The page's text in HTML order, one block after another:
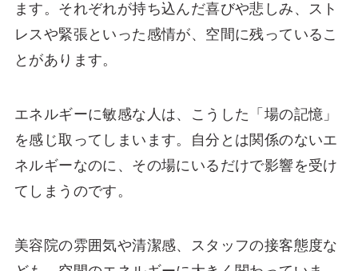
ます。それぞれが持ち込んだ喜びや悲しみ、スト
レスや緊張といった感情が、空間に残っているこ
とがあります。
エネルギーに敏感な人は、こうした「場の記憶」
を感じ取ってしまいます。自分とは関係のないエ
ネルギーなのに、その場にいるだけで影響を受け
てしまうのです。
美容院の雰囲気や清潔感、スタッフの接客態度な